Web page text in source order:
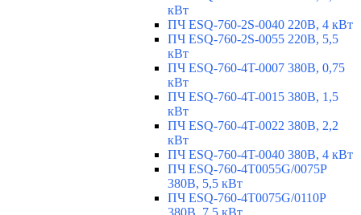
кВт
ПЧ ESQ-760-2S-0040 220В, 4 кВт
ПЧ ESQ-760-2S-0055 220В, 5,5
кВт
ПЧ ESQ-760-4T-0007 380В, 0,75
кВт
ПЧ ESQ-760-4T-0015 380В, 1,5
кВт
ПЧ ESQ-760-4T-0022 380В, 2,2
кВт
ПЧ ESQ-760-4T-0040 380В, 4 кВт
ПЧ ESQ-760-4T0055G/0075P
380В, 5,5 кВт
ПЧ ESQ-760-4T0075G/0110P